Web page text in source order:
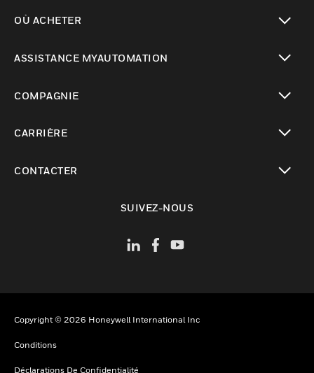
OÙ ACHETER
ASSISTANCE MYAUTOMATION
COMPAGNIE
CARRIÈRE
CONTACTER
SUIVEZ-NOUS
Copyright © 2026 Honeywell International Inc
Conditions
Déclarations De Confidentialité